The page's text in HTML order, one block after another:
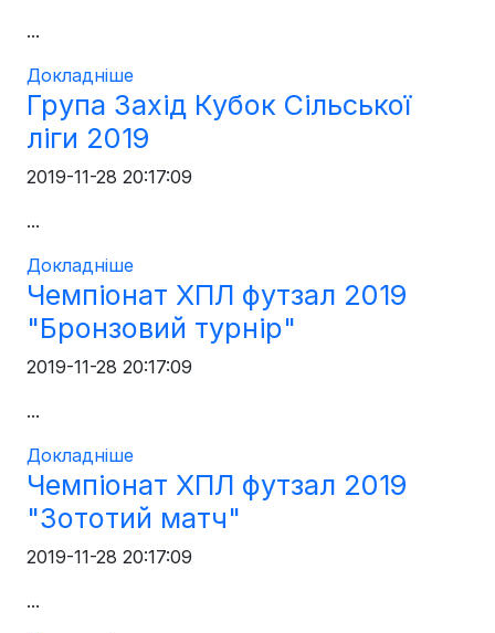
...
Докладніше
Група Захід Кубок Сільської
ліги 2019
2019-11-28 20:17:09
...
Докладніше
Чемпіонат ХПЛ футзал 2019
"Бронзовий турнір"
2019-11-28 20:17:09
...
Докладніше
Чемпіонат ХПЛ футзал 2019
"Зототий матч"
2019-11-28 20:17:09
...